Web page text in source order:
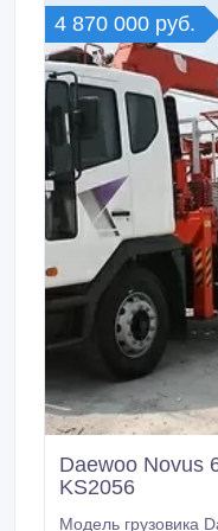
4 870 000 руб.
Daewoo Novus
KS2056
Модель грузовика